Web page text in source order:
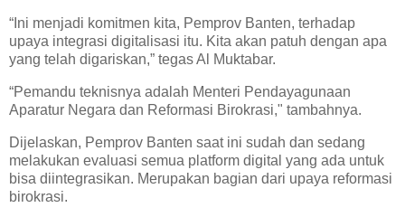
“Ini menjadi komitmen kita, Pemprov Banten, terhadap
upaya integrasi digitalisasi itu. Kita akan patuh dengan apa
yang telah digariskan,” tegas Al Muktabar.
“Pemandu teknisnya adalah Menteri Pendayagunaan
Aparatur Negara dan Reformasi Birokrasi," tambahnya.
Dijelaskan, Pemprov Banten saat ini sudah dan sedang
melakukan evaluasi semua platform digital yang ada untuk
bisa diintegrasikan. Merupakan bagian dari upaya reformasi
birokrasi.